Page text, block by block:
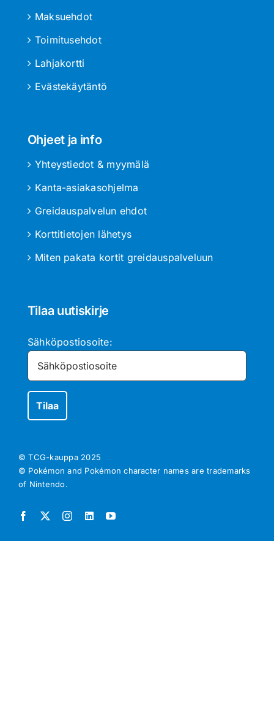
Maksuehdot
Toimitusehdot
Lahjakortti
Evästekäytäntö
Ohjeet ja info
Yhteystiedot & myymälä
Kanta-asiakasohjelma
Greidauspalvelun ehdot
Korttitietojen lähetys
Miten pakata kortit greidauspalveluun
Tilaa uutiskirje
Sähköpostiosoite:
© TCG-kauppa 2025
© Pokémon and Pokémon character names are trademarks
of Nintendo.